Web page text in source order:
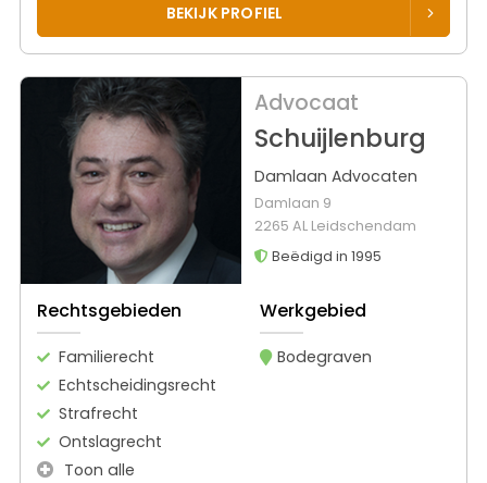
BEKIJK PROFIEL
Advocaat
Schuijlenburg
Damlaan Advocaten
Damlaan 9
2265 AL Leidschendam
Beëdigd in 1995
Rechtsgebieden
Familierecht
Echtscheidingsrecht
Strafrecht
Ontslagrecht
Toon alle
Werkgebied
Bodegraven